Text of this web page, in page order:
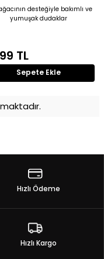
desteğiyle bakımlı ve
yumuşak dudaklar
TL
Sepete Ekle
Hızlı Ödeme
Hızlı Kargo